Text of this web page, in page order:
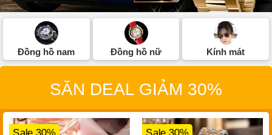
Đồng hồ nam Đồng hồ nữ Kính mát
SĂN DEAL GIẢM 30%
Sale 30% Sale 30%